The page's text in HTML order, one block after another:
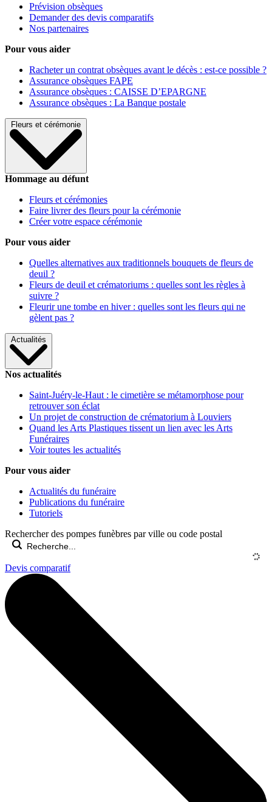
Prévision obsèques
Demander des devis comparatifs
Nos partenaires
Pour vous aider
Racheter un contrat obsèques avant le décès : est-ce possible ?
Assurance obsèques FAPE
Assurance obsèques : CAISSE D’EPARGNE
Assurance obsèques : La Banque postale
Fleurs et cérémonie
Hommage au défunt
Fleurs et cérémonies
Faire livrer des fleurs pour la cérémonie
Créer votre espace cérémonie
Pour vous aider
Quelles alternatives aux traditionnels bouquets de fleurs de
deuil ?
Fleurs de deuil et crématoriums : quelles sont les règles à
suivre ?
Fleurir une tombe en hiver : quelles sont les fleurs qui ne
gèlent pas ?
Actualités
Nos actualités
Saint-Juéry-le-Haut : le cimetière se métamorphose pour
retrouver son éclat
Un projet de construction de crématorium à Louviers
Quand les Arts Plastiques tissent un lien avec les Arts
Funéraires
Voir toutes les actualités
Pour vous aider
Actualités du funéraire
Publications du funéraire
Tutoriels
Rechercher des pompes funèbres par ville ou code postal
Devis comparatif